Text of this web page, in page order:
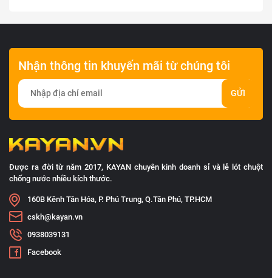
Nhận thông tin khuyến mãi từ chúng tôi
GỬI
Được ra đời từ năm 2017, KAYAN chuyên kinh doanh sỉ và lẻ lót chuột
chống nước nhiều kích thước.
160B Kênh Tân Hóa, P. Phú Trung, Q.Tân Phú, TP.HCM
cskh@kayan.vn
0938039131
Facebook